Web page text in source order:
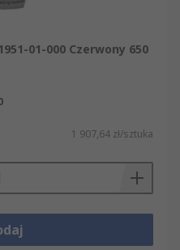
01-000 Czerwony 650
1 907,64 zł/sztuka